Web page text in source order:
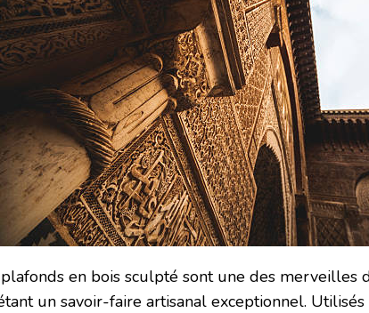
en bois sculpté sont une des merveilles
un savoir-faire artisanal exceptionnel. Utilisés